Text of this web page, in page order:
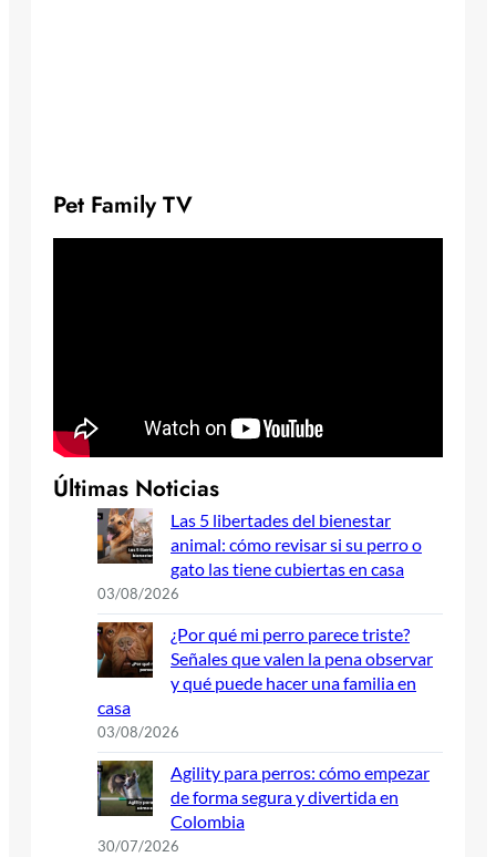
Pet Family TV
Últimas Noticias
Las 5 libertades del bienestar
animal: cómo revisar si su perro o
gato las tiene cubiertas en casa
03/08/2026
¿Por qué mi perro parece triste?
Señales que valen la pena observar
y qué puede hacer una familia en
casa
03/08/2026
Agility para perros: cómo empezar
de forma segura y divertida en
Colombia
30/07/2026